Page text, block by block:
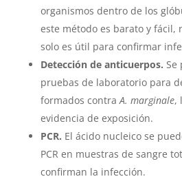
organismos dentro de los
este método es barato y fácil,
solo es útil para confirmar
Detección de anticuerpos. Se
pruebas de laboratorio para
formados contra A. marginale,
evidencia de exposición.
PCR. El ácido nucleico se
PCR en muestras de sangre
confirman la infección.